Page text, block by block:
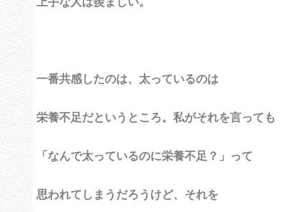
一番共感したのは、太っているのは
栄養不足だというところ。私がそれを言っても
「なんで太っているのに栄養不足？」って
思われてしまうだろうけど、それを